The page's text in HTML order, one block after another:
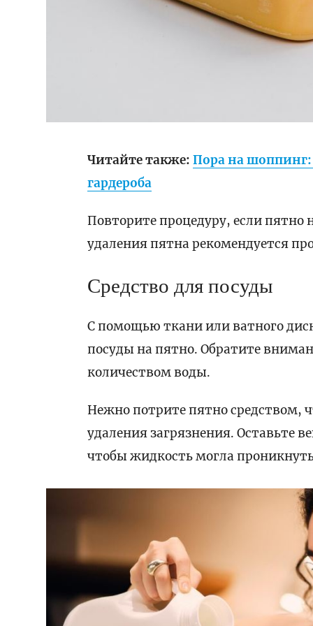
Читайте также:Пора на шоппинг:
гардероба
Повторите процедуру, если пятно
удаления пятна рекомендуется
Средство для посуды
С помощью ткани или ватного
посуды на пятно. Обратите
количеством воды.
Нежно потрите пятно средством,
удаления загрязнения. Оставьте
чтобы жидкость могла